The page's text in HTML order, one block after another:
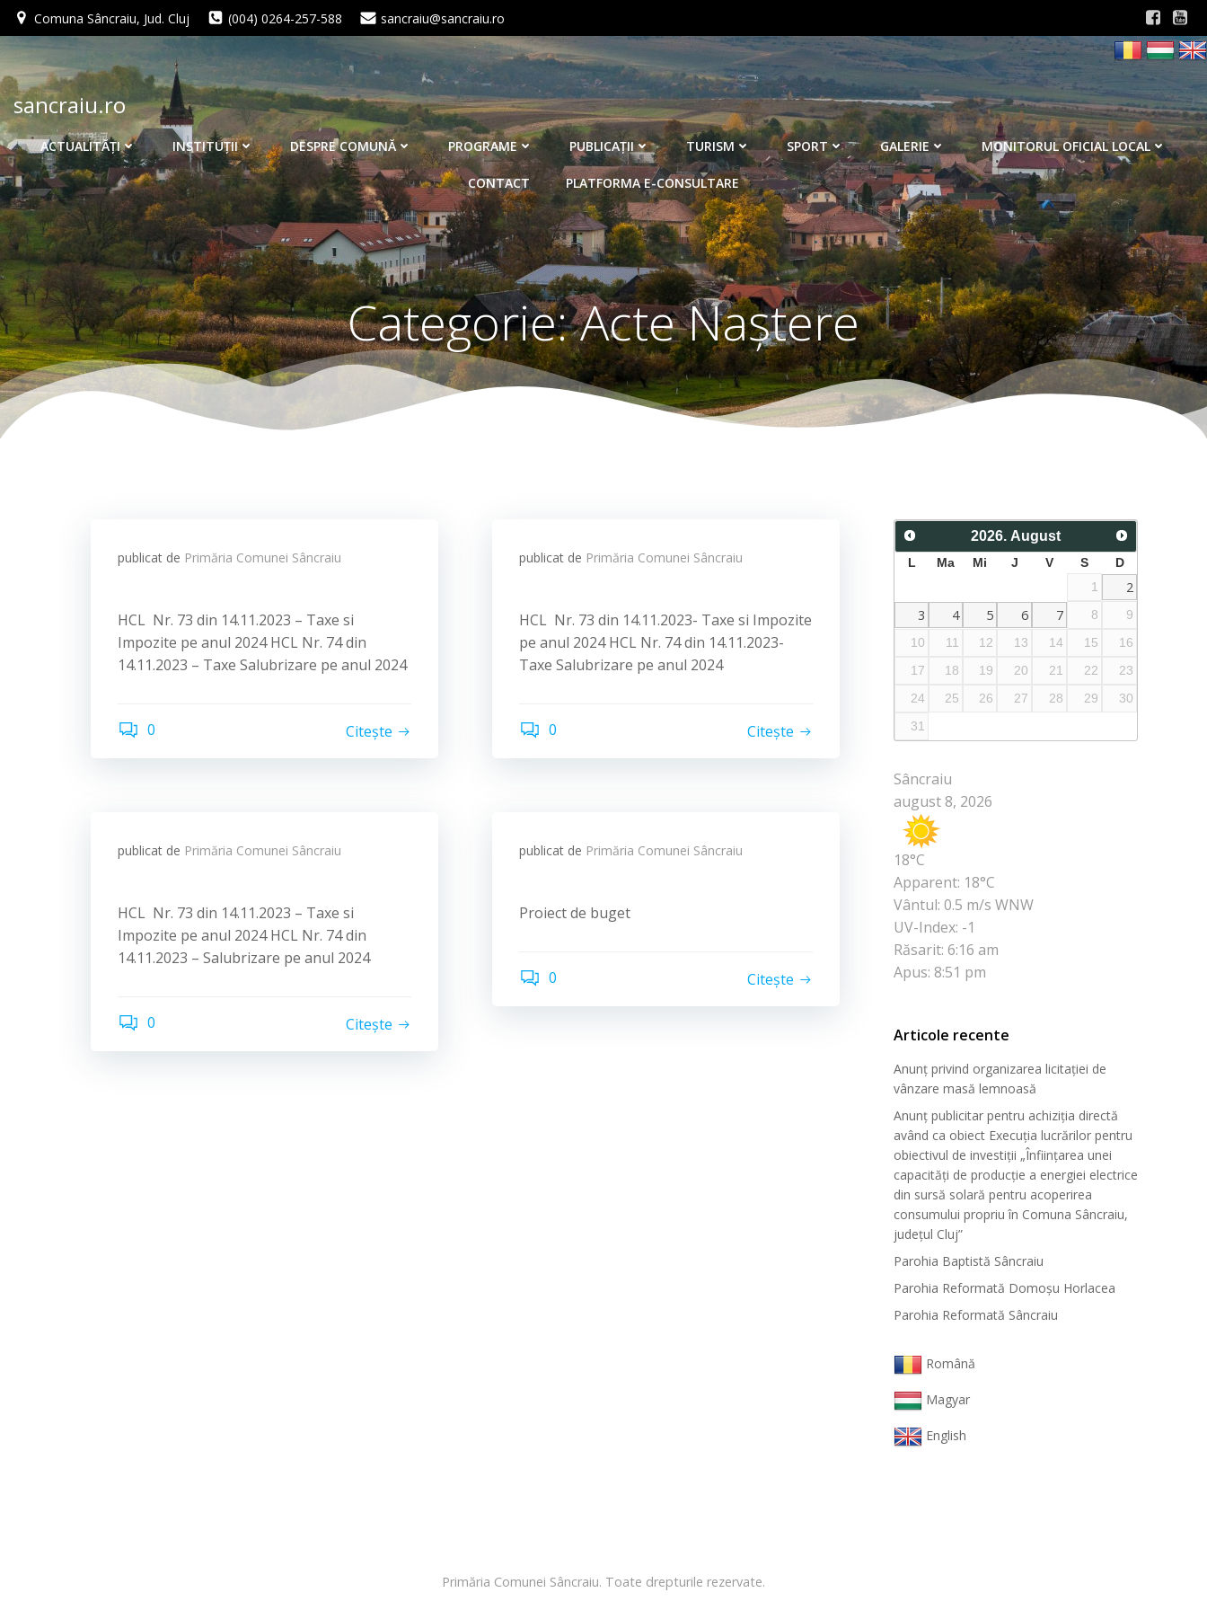
Skip
to
content
Comuna Sâncraiu, Jud. Cluj (004) 0264-257-588 sancraiu@sancraiu.ro
sancraiu.ro
ACTUALITĂŢI INSTITUŢII DESPRE COMUNĂ PROGRAME PUBLICAŢII TURISM SPORT GALERIE MONITORUL OFICIAL LOCAL
CONTACT PLATFORMA E-CONSULTARE
Categorie:Acte Naștere
publicat de Primăria Comunei Sâncraiu
HCL Nr. 73 din 14.11.2023 – Taxe si
Impozite pe anul 2024 HCL Nr. 74 din
14.11.2023 – Taxe Salubrizare pe anul 2024
0 Citește
publicat de Primăria Comunei Sâncraiu
HCL Nr. 73 din 14.11.2023- Taxe si Impozite
pe anul 2024 HCL Nr. 74 din 14.11.2023-
Taxe Salubrizare pe anul 2024
0 Citește
publicat de Primăria Comunei Sâncraiu
HCL Nr. 73 din 14.11.2023 – Taxe si
Impozite pe anul 2024 HCL Nr. 74 din
14.11.2023 – Salubrizare pe anul 2024
0 Citește
publicat de Primăria Comunei Sâncraiu
Proiect de buget
0 Citește
2026. August
L Ma Mi J V S
D
1
2
3
4 5 6 7 8
9
10
11 12 13 14 15
16
17
18 19 20 21 22
23
24
25 26 27 28 29
30
31
Sâncraiu
august 8, 2026
18°C
Apparent: 18°C
Vântul: 0.5 m/s WNW
UV-Index: -1
Răsarit: 6:16 am
Apus: 8:51 pm
Articole recente
Anunț privind organizarea licitației de
vânzare masă lemnoasă
Anunț publicitar pentru achiziția directă
având ca obiect Execuția lucrărilor pentru
obiectivul de investiții „Înființarea unei
capacități de producție a energiei electrice
din sursă solară pentru acoperirea
consumului propriu în Comuna Sâncraiu,
județul Cluj”
Parohia Baptistă Sâncraiu
Parohia Reformată Domoşu Horlacea
Parohia Reformată Sâncraiu
Română
Magyar
English
Primăria Comunei Sâncraiu. Toate drepturile rezervate.